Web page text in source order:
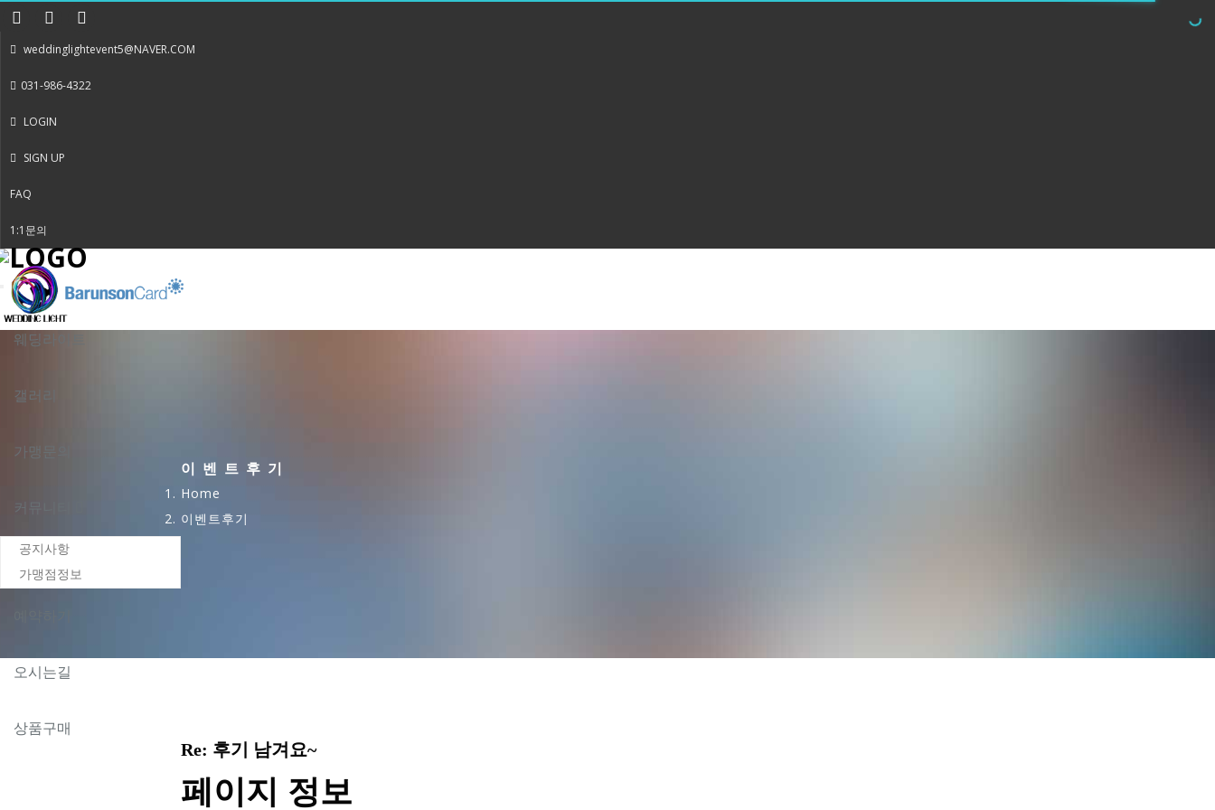
weddinglightevent5@NAVER.COM
031-986-4322
LOGIN
SIGN UP
FAQ
1:1문의
Toggle
navigation
웨딩라이트
갤러리
가맹문의
커뮤니티
공지사항
가맹점정보
오시는길
상품구매
이벤트후기
Home
이벤트후기
Re: 후기 남겨요~
페이지 정보